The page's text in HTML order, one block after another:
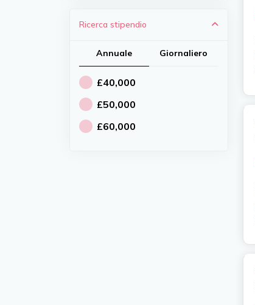
Ricerca stipendio
Annuale Giornaliero
£40,000
£50,000
£60,000